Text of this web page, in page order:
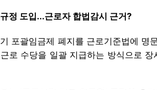
정 도입...근로자 합법감시 근거?
포괄임금제 폐지를 근로기준법에 명
근로 수당을 일괄 지급하는 방식으로